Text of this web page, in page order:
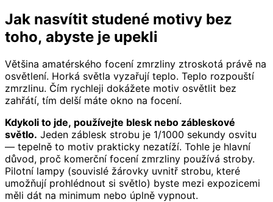
Jak nasvítit studené motivy bez
toho, abyste je upekli
Většina amatérského focení zmrzliny ztroskotá právě na
osvětlení. Horká světla vyzařují teplo. Teplo rozpouští
zmrzlinu. Čím rychleji dokážete motiv osvětlit bez
zahřátí, tím delší máte okno na focení.
Kdykoli to jde, používejte blesk nebo zábleskové
světlo. Jeden záblesk strobu je 1/1000 sekundy osvitu
— tepelně to motiv prakticky nezatíží. Tohle je hlavní
důvod, proč komerční focení zmrzliny používá stroby.
Pilotní lampy (souvislé žárovky uvnitř strobu, které
umožňují prohlédnout si světlo) byste mezi expozicemi
měli dát na minimum nebo úplně vypnout.